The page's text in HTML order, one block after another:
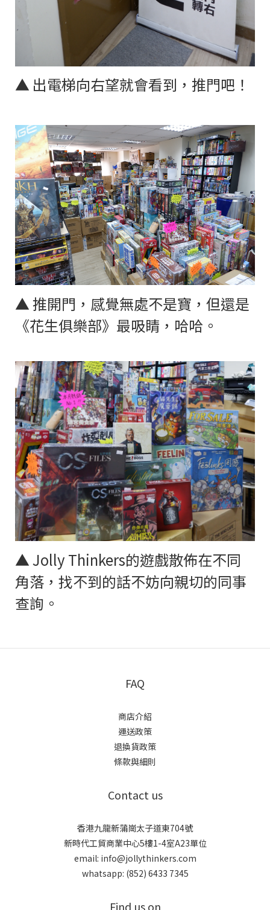
▲ 出電梯向右望就會看到，推門吧！
▲推開門，感覺無處不是寶，但還是
《花生俱樂部》最吸睛，哈哈。
▲ Jolly Thinkers的遊戲散佈在不同
角落，找不到的話不妨向親切的同事
查詢。
FAQ
商店介紹
運送政策
退換貨政策
條款與細則
Contact us
香港九龍新蒲崗太子道東704號
新時代工貿商業中心5樓1-4室A23單位
email: info@jollythinkers.com
whatsapp: (852) 6433 7345
Find us on